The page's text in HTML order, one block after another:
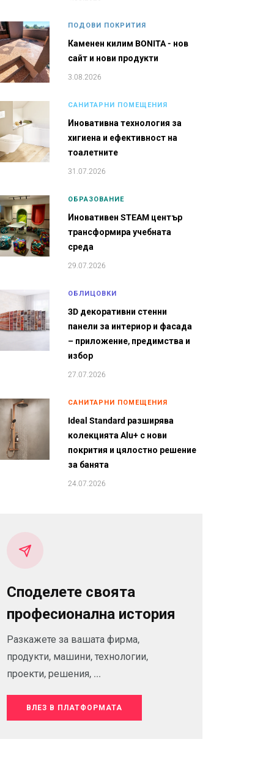
ПОДОВИ ПОКРИТИЯ
Каменен килим BONITA - нов
сайт и нови продукти
3.08.2026
САНИТАРНИ ПОМЕЩЕНИЯ
Иновативна технология за
хигиена и ефективност на
тоалетните
31.07.2026
ОБРАЗОВАНИЕ
Иновативен STEAM център
трансформира учебната
среда
29.07.2026
ОБЛИЦОВКИ
3D декоративни стенни
панели за интериор и фасада
– приложение, предимства и
избор
27.07.2026
САНИТАРНИ ПОМЕЩЕНИЯ
Ideal Standard разширява
колекцията Alu+ с нови
покрития и цялостно решение
за банята
24.07.2026
Споделете своята
професионална история
Разкажете за вашата фирма,
продукти, машини, технологии,
проекти, решения, ...
ВЛЕЗ В ПЛАТФОРМАТА